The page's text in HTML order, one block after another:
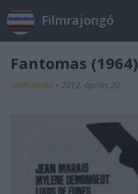
Filmrajongó
Fantomas (1964)
Tévésámán • 2012. április 20.